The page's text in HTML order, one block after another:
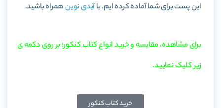
این پست برای شما آماده کرده ایم. باآیدی نوینهمراه باشید.
برای مشاهده، مقایسه و خرید انواع کتاب کنکور؛ بر روی دکمه ی
زیر کلیک نمایید.
خرید کتاب کنکور